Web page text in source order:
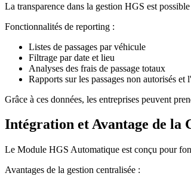
La transparence dans la gestion HGS est
Fonctionnalités de reporting :
Listes de passages par véhicule
Filtrage par date et lieu
Analyses des frais de passage totaux
Rapports sur les passages non autorisés et
Grâce à ces données, les entreprises peuvent
Intégration et Avantage de la
Le Module HGS Automatique est conçu pour
Avantages de la gestion centralisée :